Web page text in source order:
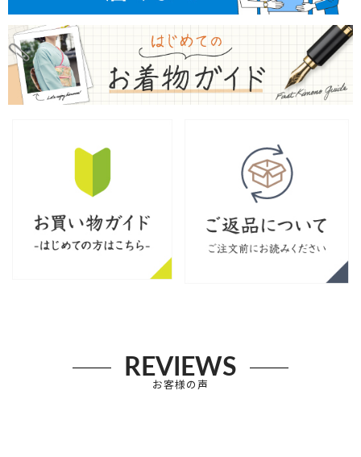
REVIEWS
お客様の声